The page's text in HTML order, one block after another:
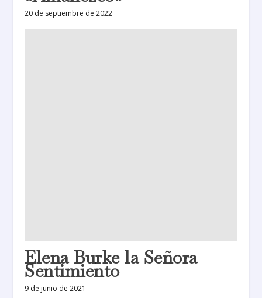
20 de septiembre de 2022
Elena Burke la Señora
Sentimiento
9 de junio de 2021